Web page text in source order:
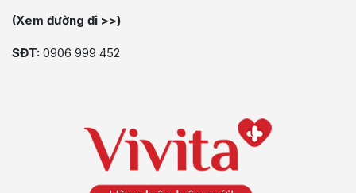
(Xem đường đi >>)
SĐT: 0906 999 452